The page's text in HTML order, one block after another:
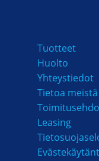
Tuotteet
Huolto
Yhteystiedot
Tietoa meistä
Leasing